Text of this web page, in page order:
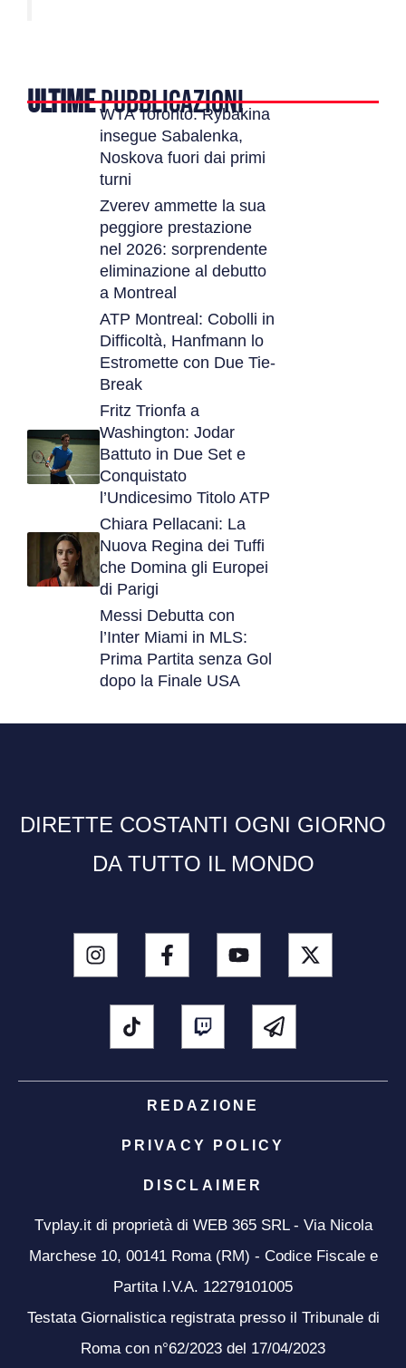
ULTIMEPUBBLICAZIONI
WTA Toronto: Rybakina
insegue Sabalenka,
Noskova fuori dai primi
turni
Zverev ammette la sua
peggiore prestazione
nel 2026: sorprendente
eliminazione al debutto
a Montreal
ATP Montreal: Cobolli in
Difficoltà, Hanfmann lo
Estromette con Due Tie-
Break
Fritz Trionfa a
Washington: Jodar
Battuto in Due Set e
Conquistato
l’Undicesimo Titolo ATP
Chiara Pellacani: La
Nuova Regina dei Tuffi
che Domina gli Europei
di Parigi
Messi Debutta con
l’Inter Miami in MLS:
Prima Partita senza Gol
dopo la Finale USA
DIRETTE COSTANTI OGNI GIORNO
DA TUTTO IL MONDO
REDAZIONE
PRIVACY POLICY
DISCLAIMER
Tvplay.it di proprietà di WEB 365 SRL - Via Nicola
Marchese 10, 00141 Roma (RM) - Codice Fiscale e
Partita I.V.A. 12279101005
Testata Giornalistica registrata presso il Tribunale di
Roma con n°62/2023 del 17/04/2023